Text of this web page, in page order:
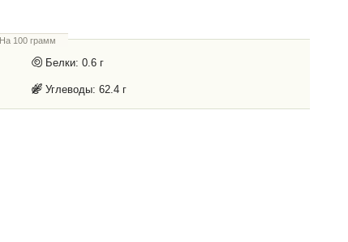
На 100 грамм
Белки: 0.6 г
Углеводы: 62.4 г